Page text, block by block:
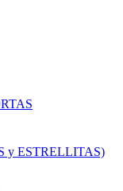
y ESTRELLITAS)